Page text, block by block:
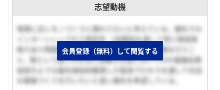
志望動機
現場に近いモノづくりに携わりたいと考えている。御社での
インターンシップや工場見学・OB懇談を通して常に現地現
物であり問題抽出から立ち上げまで一貫して業務を行うこ
と、鉄という扱いが非常に困難な生産においてAIや画像処理
技術のような最先端技術駆使した製造プロセスを通して社会
の基盤づくりを行いたいと思い御社を希望している。
会員登録（無料）して閲覧する